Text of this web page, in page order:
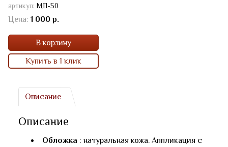
Описание
Описание
Обложка : натуральная кожа. Аппликация с
артикул: МП-50
Цена: 1 000 р.
В корзину
Купить в 1 клик